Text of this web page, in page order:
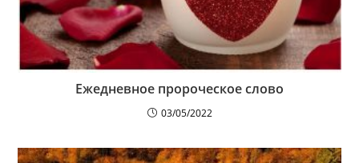
Ежедневное пророческое слово
03/05/2022